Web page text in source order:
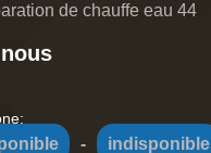
de chauffe eau 44
- indisponible